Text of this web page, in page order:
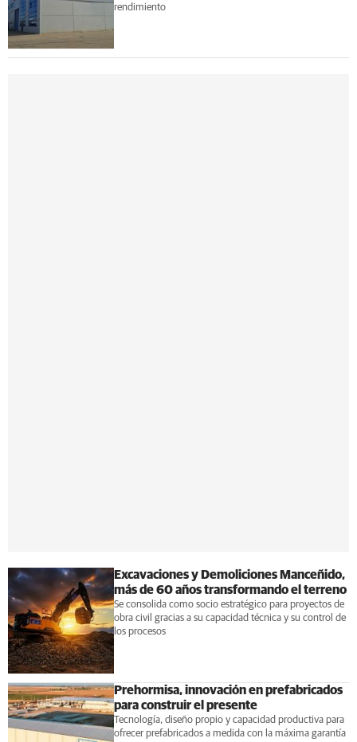
rendimiento
Excavaciones y Demoliciones Manceñido,
más de 60 años transformando el terreno
Se consolida como socio estratégico para proyectos de
obra civil gracias a su capacidad técnica y su control de
los procesos
Prehormisa, innovación en prefabricados
para construir el presente
Tecnología, diseño propio y capacidad productiva para
ofrecer prefabricados a medida con la máxima garantía